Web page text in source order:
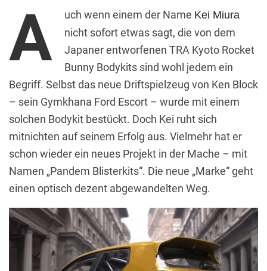
A uch wenn einem der Name Kei Miura
nicht sofort etwas sagt, die von dem
Japaner entworfenen TRA Kyoto Rocket
Bunny Bodykits sind wohl jedem ein
Begriff. Selbst das neue Driftspielzeug von Ken Block
– sein Gymkhana Ford Escort – wurde mit einem
solchen Bodykit bestückt. Doch Kei ruht sich
mitnichten auf seinem Erfolg aus. Vielmehr hat er
schon wieder ein neues Projekt in der Mache – mit
Namen „Pandem Blisterkits“. Die neue „Marke“ geht
einen optisch dezent abgewandelten Weg.